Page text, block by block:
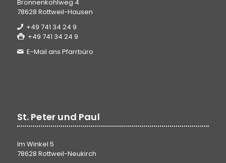
Bronnenkohlweg 4
78628 Rottweil-Hausen
+49 741 34 24 9
+49 741 34 24 9
E-Mail ans Pfarrbüro
St. Peter und Paul
Im Winkel 5
78628 Rottweil-Neukirch